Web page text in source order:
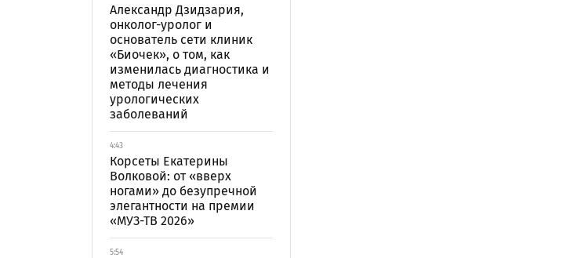
Александр Дзидзария,
онколог-уролог и
основатель сети клиник
«Биочек», о том, как
изменилась диагностика и
методы лечения
урологических
заболеваний
4:43
Корсеты Екатерины
Волковой: от «вверх
ногами» до безупречной
элегантности на премии
«МУЗ-ТВ 2026»
5:54